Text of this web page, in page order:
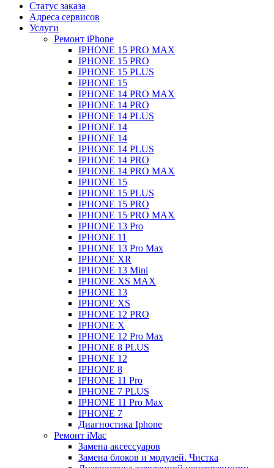
Статус заказа
Адреса сервисов
Услуги
Ремонт iPhone
IPHONE 15 PRO MAX
IPHONE 15 PRO
IPHONE 15 PLUS
IPHONE 15
IPHONE 14 PRO MAX
IPHONE 14 PRO
IPHONE 14 PLUS
IPHONE 14
IPHONE 14
IPHONE 14 PLUS
IPHONE 14 PRO
IPHONE 14 PRO MAX
IPHONE 15
IPHONE 15 PLUS
IPHONE 15 PRO
IPHONE 15 PRO MAX
IPHONE 13 Pro
IPHONE 11
IPHONE 13 Pro Max
IPHONE XR
IPHONE 13 Mini
IPHONE XS MAX
IPHONE 13
IPHONE XS
IPHONE 12 PRO
IPHONE X
IPHONE 12 Pro Max
IPHONE 8 PLUS
IPHONE 12
IPHONE 8
IPHONE 11 Pro
IPHONE 7 PLUS
IPHONE 11 Pro Max
IPHONE 7
Диагностика Iphone
Ремонт iMac
Замена аксессуаров
Замена блоков и модулей. Чистка